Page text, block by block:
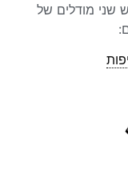
שני מודלים של